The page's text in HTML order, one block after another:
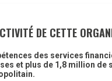
DE CETTE
des services
et plus de 1,8 million de